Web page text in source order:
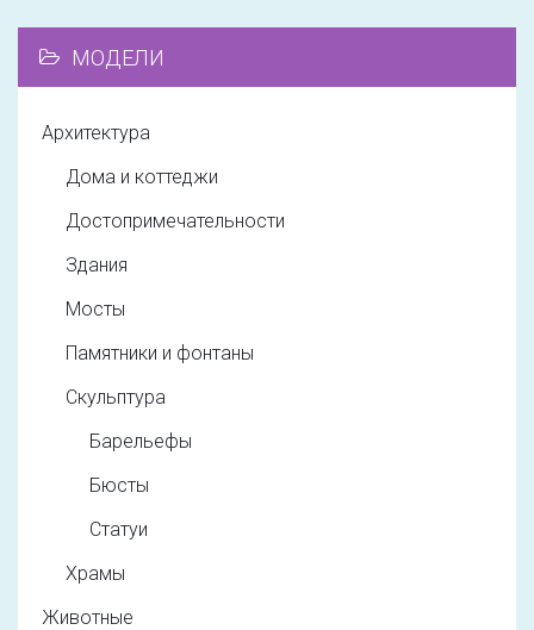
МОДЕЛИ
Архитектура
Дома и коттеджи
Достопримечательности
Здания
Мосты
Памятники и фонтаны
Скульптура
Барельефы
Бюсты
Статуи
Храмы
Животные